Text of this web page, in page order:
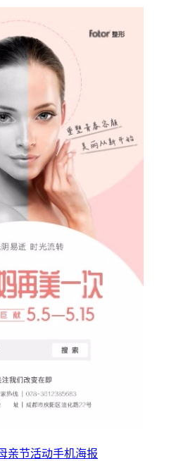
亲节活动手机海报